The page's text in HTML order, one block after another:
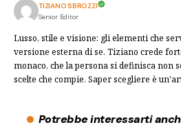
TIZIANO SBROZZI
Senior Editor
Lusso, stile e visione: gli elementi che
versione esterna di se. Tiziano crede
monaco, che la persona si definisca non
scelte che compie. Saper scegliere è
Potrebbe interessarti